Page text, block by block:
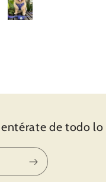
el paquete,
era especial, el
a mano y
me puse en
la web, y “voilà”
de todo